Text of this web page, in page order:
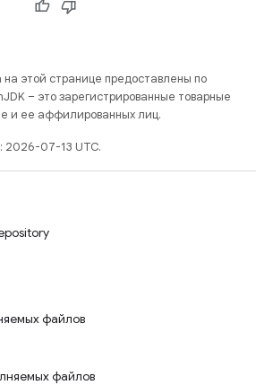
на этой странице предоставлены по
– это зарегистрированные товарные
и ее аффилированных лиц.
2026-07-13 UTC.
файлов
файлов